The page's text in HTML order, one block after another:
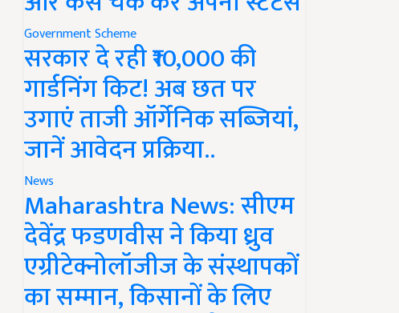
Government Scheme
सरकार दे रही ₹10,000 की
गार्डनिंग किट! अब छत पर
उगाएं ताजी ऑर्गेनिक सब्जियां,
जानें आवेदन प्रक्रिया..
News
Maharashtra News: सीएम
देवेंद्र फडणवीस ने किया ध्रुव
एग्रीटेक्नोलॉजीज के संस्थापकों
का सम्मान, किसानों के लिए